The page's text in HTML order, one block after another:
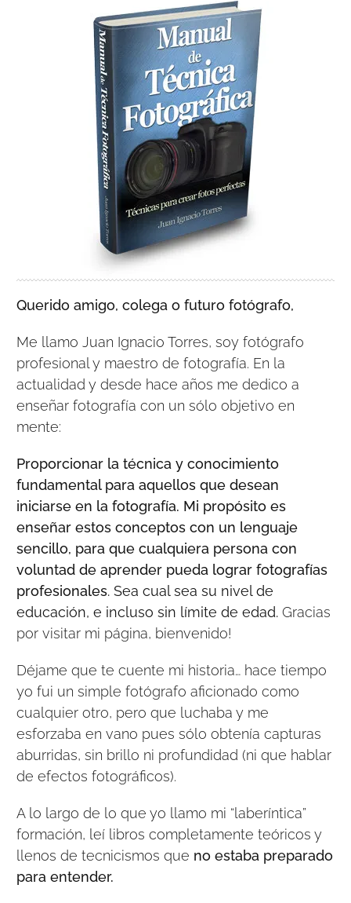
Querido amigo, colega o futuro fotógrafo,
Me llamo Juan Ignacio Torres, soy fotógrafo
profesional y maestro de fotografía. En la
actualidad y desde hace años me dedico a
enseñar fotografía con un sólo objetivo en
mente:
Proporcionar la técnica y conocimiento
fundamental para aquellos que desean
iniciarse en la fotografía. Mi propósito es
enseñar estos conceptos con un lenguaje
sencillo, para que cualquiera persona con
voluntad de aprender pueda lograr fotografías
profesionales. Sea cual sea su nivel de
educación, e incluso sin límite de edad. Gracias
por visitar mi página, bienvenido!
Déjame que te cuente mi historia… hace tiempo
yo fui un simple fotógrafo aficionado como
cualquier otro, pero que luchaba y me
esforzaba en vano pues sólo obtenía capturas
aburridas, sin brillo ni profundidad (ni que hablar
de efectos fotográficos).
A lo largo de lo que yo llamo mi “laberíntica”
formación, leí libros completamente teóricos y
llenos de tecnicismos que no estaba preparado
para entender.